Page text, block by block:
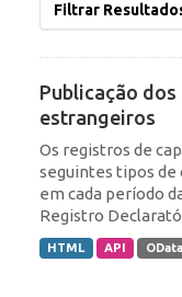
Filtrar
Publicação
estrangeiros
Os registros de
seguintes tipos de
em cada período
Registro
HTML API OData